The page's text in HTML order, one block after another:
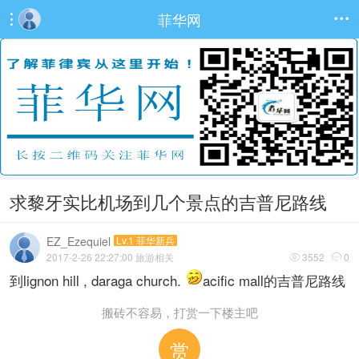
 菲华网 
求黎牙实比机场到几个景点的吉普尼路线
EZ_Ezequiel Lv.1 菲华新兵
 3552  0
2017-2-26 22:27:00 旅游相关
到lignon hill , daraga church. acific mall的吉普尼路线
搬砖不容易，打赏一下楼主吧
赏